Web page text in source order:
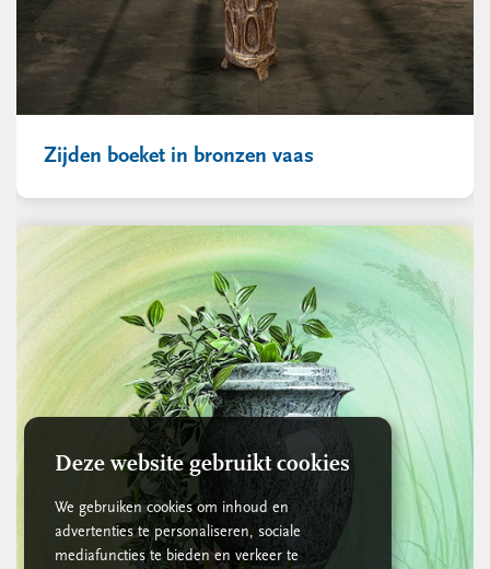
Zijden boeket in bronzen vaas
Deze website gebruikt cookies
We gebruiken cookies om inhoud en
advertenties te personaliseren, sociale
mediafuncties te bieden en verkeer te